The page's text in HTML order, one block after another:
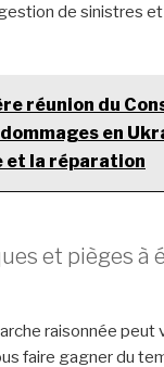
de sinistres
réunion du
en
et la réparation
et pièges à
raisonnée peut
faire gagner du